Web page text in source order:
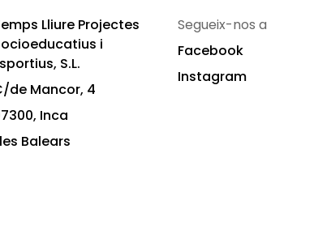
Lliure Projectes
i
S.L.
de Mancor, 4
Inca
Balears
Segueix-nos a
Facebook
Instagram